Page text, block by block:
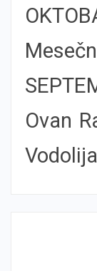
Ovan
Vodolija